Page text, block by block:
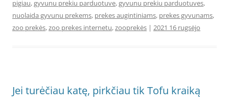
pigiau,gyvunu prekiu parduotuve,gyvunu prekiu parduotuves,
nuolaida gyvunu prekems, prekes augintiniams, prekes gyvunams,
zoo prekės,zoo prekes internetu,zooprekės | 2021 16 rugsėjo
Jei turėčiau katę, pirkčiau tik Tofu kraiką